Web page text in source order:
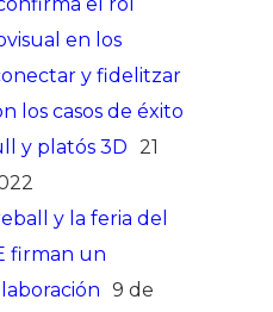
en los
y fidelitzar
los casos de éxito
y platós 3D 21
y la feria del
firman un
9 de